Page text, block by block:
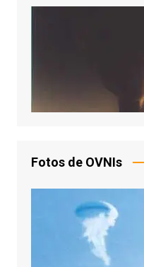
Fotos de OVNIs